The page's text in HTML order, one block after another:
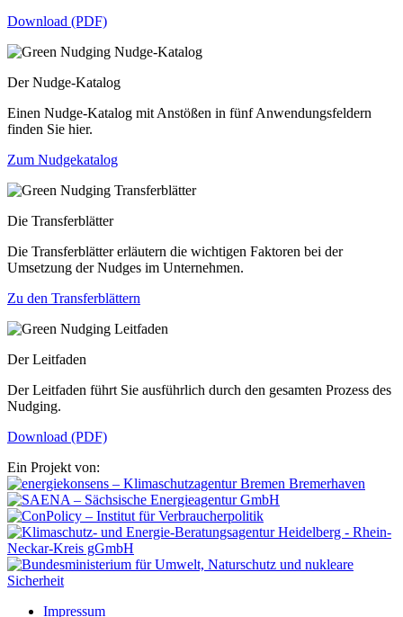
Download (PDF)
Der Nudge-Katalog
Einen Nudge-Katalog mit Anstößen in fünf Anwendungsfeldern
finden Sie hier.
Zum Nudgekatalog
Die Transferblätter
Die Transferblätter erläutern die wichtigen Faktoren bei der
Umsetzung der Nudges im Unternehmen.
Zu den Transferblättern
Der Leitfaden
Der Leitfaden führt Sie ausführlich durch den gesamten Prozess des
Nudging.
Download (PDF)
Ein Projekt von:
Impressum